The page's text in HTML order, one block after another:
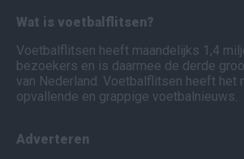
Wat is voetbalflitsen?
Voetbalflitsen heeft maandelijks 1,4
bezoekers en is daarmee de derde
van Nederland. Voetbalflitsen heeft het
opvallende en grappige voetbalnieuws.
Adverteren